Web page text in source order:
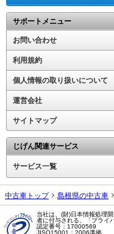
サポートメニュー
お問い合わせ
利用規約
個人情報の取り扱いについて
運営会社
サイトマップ
じげん関連サービス
サービス一覧
中古車トップ 島根県の中古車
当社は、(財)日本情報処理
者に付与される、「プライ
認定番号：17000569
JISQ15001：2006準拠